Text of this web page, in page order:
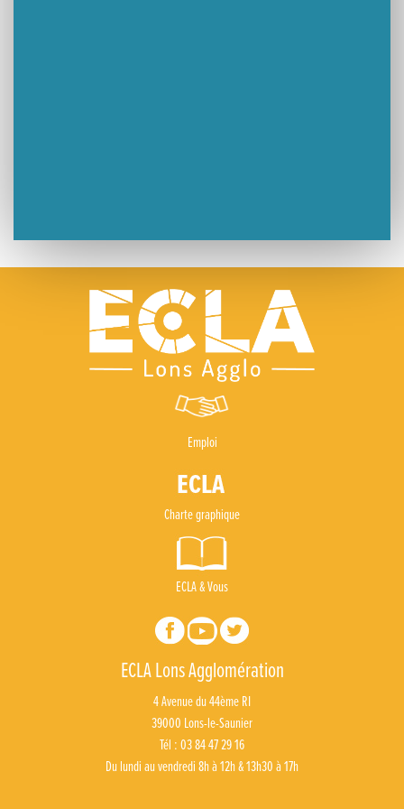
Emploi
Charte graphique
ECLA & Vous
ECLA Lons Agglomération
4 Avenue du 44ème RI
39000 Lons-le-Saunier
Tél : 03 84 47 29 16
Du lundi au vendredi 8h à 12h & 13h30 à 17h